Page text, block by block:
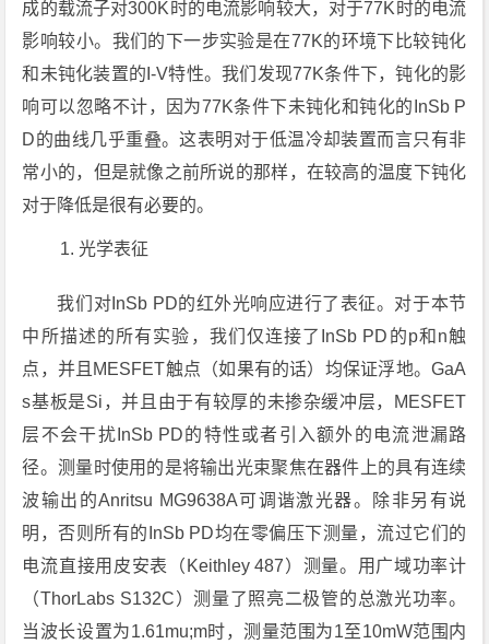
成的载流子对300K时的电流影响较大，对于77K时的电流
影响较小。我们的下一步实验是在77K的环境下比较钝化
和未钝化装置的I-V特性。我们发现77K条件下，钝化的影
响可以忽略不计，因为77K条件下未钝化和钝化的InSb P
D的曲线几乎重叠。这表明对于低温冷却装置而言只有非
常小的，但是就像之前所说的那样，在较高的温度下钝化
对于降低是很有必要的。
光学表征
我们对InSb PD的红外光响应进行了表征。对于本节
中所描述的所有实验，我们仅连接了InSb PD的p和n触
点，并且MESFET触点（如果有的话）均保证浮地。GaA
s基板是Si，并且由于有较厚的未掺杂缓冲层，MESFET
层不会干扰InSb PD的特性或者引入额外的电流泄漏路
径。测量时使用的是将输出光束聚焦在器件上的具有连续
波输出的Anritsu MG9638A可调谐激光器。除非另有说
明，否则所有的InSb PD均在零偏压下测量，流过它们的
电流直接用皮安表（Keithley 487）测量。用广域功率计
（ThorLabs S132C）测量了照亮二极管的总激光功率。
当波长设置为1.61mu;m时，测量范围为1至10mW范围内